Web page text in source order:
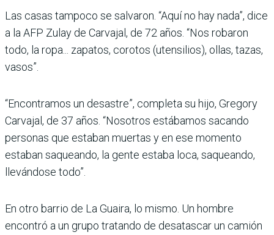
Las casas tampoco se salvaron. “Aquí no hay nada”, dice
a la AFP Zulay de Carvajal, de 72 años. “Nos robaron
todo, la ropa... zapatos, corotos (utensilios), ollas, tazas,
vasos”.
“Encontramos un desastre”, completa su hijo, Gregory
Carvajal, de 37 años. “Nosotros estábamos sacando
personas que estaban muertas y en ese momento
estaban saqueando, la gente estaba loca, saqueando,
llevándose todo”.
En otro barrio de La Guaira, lo mismo. Un hombre
encontró a un grupo tratando de desatascar un camión